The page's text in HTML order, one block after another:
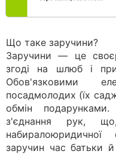
Що таке заручини?
Заручини — це
згоді на шлюб і
Обов'язковими
посадмолодих (їх
обмін
з'єднання рук,
заручин час батьки